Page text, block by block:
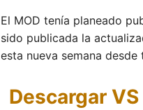
El MOD tenía planeado
sido publicada la
esta nueva semana desde
Descargar